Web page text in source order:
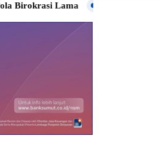
Kolaborasi Bobby Nasution dan